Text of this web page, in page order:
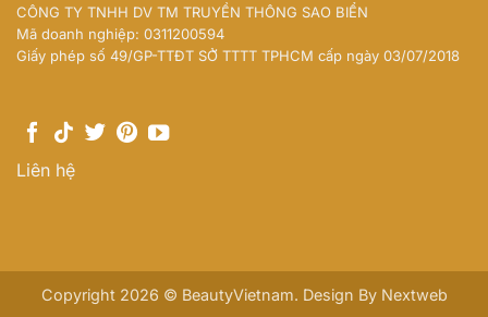
CÔNG TY TNHH DV TM TRUYỀN THÔNG SAO BIỂN
Mã doanh nghiệp: 0311200594
Giấy phép số 49/GP-TTĐT SỞ TTTT TPHCM cấp ngày 03/07/2018
Liên hệ
Copyright 2026 © BeautyVietnam. Design By Nextweb